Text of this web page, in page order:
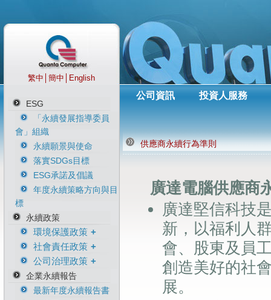
繁中 簡中 English
ESG
「永續發展指導委員
會」組織
永續願景與使命
落實SDGs目標
ESG承諾及倡議
年度永續策略方向與目
標
永續政策
環境保護政策
環境保護政策
淨零排放氣候宣言
能源管理政策
溫室氣體政策
社會責任政策
人權政策
人才永續政策
職安衛政策
公司治理政策
誠信與道德政策暨執
行方針
企業永續報告
最新年度永續報告書
公司資訊 投資人服務
供應商永續行為準則
廣達電腦供應商
廣達堅信科技
新，以福利人
會、股東及員
創造美好的社
展。